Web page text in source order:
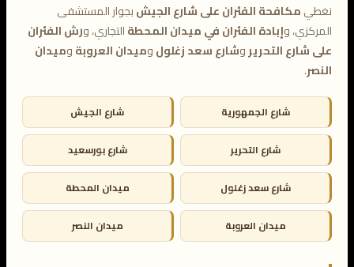
نغطيمكافحة الفئران على شارع الجيشبجوار المستشفى
المركزي، وإبادة الفئران في ميدان المحطةالتجاري، ورش الفئران
على شارع التحريروشارع سعد زغلولوميدان العروبةوميدان
النصر.
شارع الجمهورية شارع الجيش
شارع التحرير شارع بورسعيد
شارع سعد زغلول ميدان المحطة
ميدان العروبة ميدان النصر